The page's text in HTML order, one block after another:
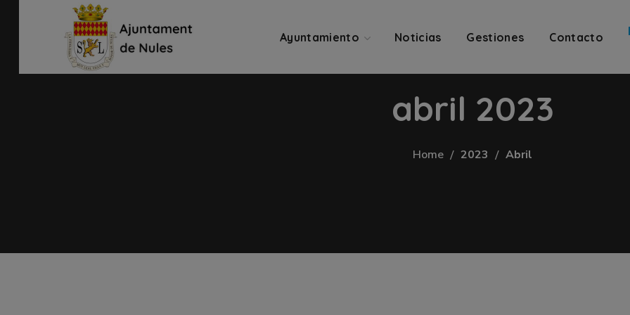
Ayuntamiento Noticias Gestiones Contacto
abril 2023
Home 2023 Abril